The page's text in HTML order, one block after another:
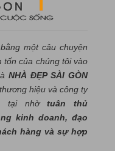
một câu chuyện
tốn của chúng tôi vào
NHÀ ĐẸP SÀI GÒN
hiệu và công ty
tại nhờtuân thủ
kinh doanh, đạo
hàng và sự hợp